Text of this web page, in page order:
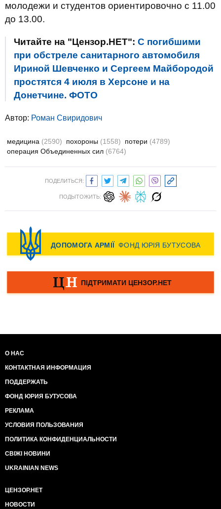
молодежи и студентов ориентировочно с 11.00
до 13.00.
Читайте на "Цензор.НЕТ": С погибшими
при обстреле санитарного автомобиля
Ириной Шевченко и Сергеем Майбородой
простятся 4 июля в Херсоне и на
Донетчине. ФОТО
Автор: Роман Свиридович
медицина (2590) похороны (1558) потери (4789)
операция Объединенных сил (6764)
ПОДЕЛИТЬСЯ:
ПОДЫТОЖИТЬ:
О НАС
КОНТАКТНАЯ ИНФОРМАЦИЯ
ПОДДЕРЖАТЬ
ФОНД ЮРИЯ БУТУСОВА
РЕКЛАМА
УСЛОВИЯ ПОЛЬЗОВАНИЯ
ПОЛИТИКА КОНФИДЕНЦИАЛЬНОСТИ
СВІЖІ НОВИНИ
UKRAINIAN NEWS
ЦЕНЗОР.НЕТ
НОВОСТИ